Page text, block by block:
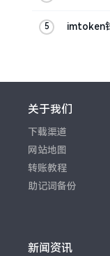
imtoken
关于我们
下载渠道
网站地图
转账教程
助记词备份
新闻资讯